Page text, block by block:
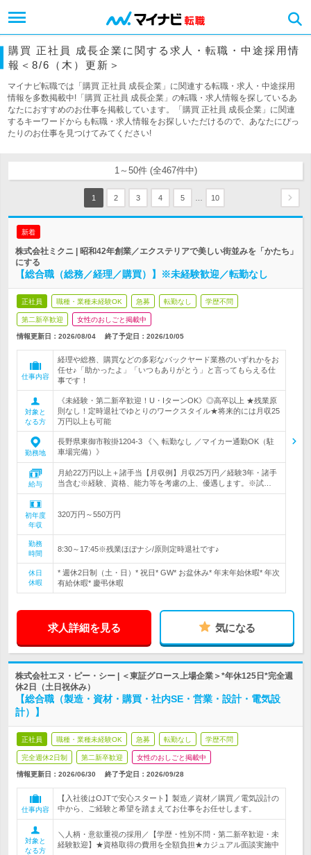
購買 正社員 成長企業に関する求人・転職・中途採用情
報＜8/6（木）更新＞
マイナビ転職では「購買 正社員 成長企業」に関連する転職・求人・中途採用
情報を多数掲載中!「購買 正社員 成長企業」の転職・求人情報を探しているあ
なたにおすすめのお仕事を掲載しています。「購買 正社員 成長企業」に関連
するキーワードからも転職・求人情報をお探しいただけるので、あなたにぴっ
たりのお仕事を見つけてみてください!
1～50件 (全467件中)
1 2 3 4 5 10
新着
株式会社ミクニ | 昭和42年創業／エクステリアで美しい街並みを「かたち」
にする
【総合職（総務／経理／購買）】※未経験歓迎／転勤なし
正社員 職種・業種未経験OK 急募 転勤なし 学歴不問
第二新卒歓迎 女性のおしごと掲載中
情報更新日：2026/08/04 終了予定日： 2026/10/05
仕事内容
経理や総務、購買などの多彩なバックヤード業務のいずれかをお
任せ♪「助かったよ」「いつもありがとう」と言ってもらえる仕
事です！
対象と
なる方
《未経験・第二新卒歓迎！U・IターンOK》◎高卒以上 ★残業原
則なし！定時退社でゆとりのワークスタイル★将来的には月収25
万円以上も可能
勤務地
長野県東御市鞍掛1204-3 《＼ 転勤なし ／マイカー通勤OK（駐
車場完備）》
給与
月給22万円以上＋諸手当【月収例】月収25万円／経験3年・諸手
当含む※経験、資格、能力等を考慮の上、優遇します。※試…
初年度
年収
320万円～550万円
勤務
時間
8:30～17:45※残業ほぼナシ/原則定時退社です♪
休日
休暇
* 週休2日制（土・日）* 祝日* GW* お盆休み* 年末年始休暇* 年次
有給休暇* 慶弔休暇
求人詳細を見る 気になる
株式会社エヌ・ピー・シー | ＜東証グロース上場企業＞*年休125日*完全週
休2日（土日祝休み）
【総合職（製造・資材・購買・社内SE・営業・設計・電気設
計）】
正社員 職種・業種未経験OK 急募 転勤なし 学歴不問
完全週休2日制 第二新卒歓迎 女性のおしごと掲載中
情報更新日：2026/06/30 終了予定日： 2026/09/28
仕事内容
【入社後はOJTで安心スタート】製造／資材／購買／電気設計の
中から、ご経験と希望を踏まえてお仕事をお任せします。
対象と
なる方
＼人柄・意欲重視の採用／【学歴・性別不問・第二新卒歓迎・未
経験歓迎】★資格取得の費用を全額負担★カジュアル面談実施中